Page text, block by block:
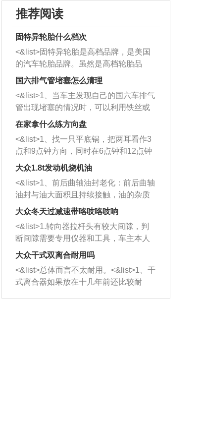
推荐阅读
固特异轮胎什么档次
<&list>固特异轮胎是高档品牌，是美国
的汽车轮胎品牌。虽然是高档轮胎品
牌，但是中高低端的轮胎都有生产，这
也是为了更好的开拓市场。
国六排气管堵塞怎么清理
<&list>1、当车主发现自己的国六车排气
管出现堵塞的情况时，可以利用铁丝或
者是细棍，直接将杂物给取出来，如果
堵塞情况比较严重，也可以采取应急措
施。 <&list>2、直接利用木棍将所有的
杂物推到排气管里面的位置处，然后将
三元催化器拆解开，就可以将堵塞的东
西取出来。但如果是因为积碳过多引起
的堵塞，就需要将三元催化器泡在草酸
洗剂对堵塞的情况得到解决，将清洗剂
放在燃油箱中，与燃油混合后，车辆启
动时，就可以和汽油一起进入到燃烧
室，最后形成废气排出，就可以让三元
催化器得到清洗，排气管堵塞的情况就
能够得到解决。
在家拿什么练方向盘
<&list>1、找一只平底锅，把两耳看作3
点和9点钟方向，同时在6点钟和12点钟
方向做一个标记。 <&list>2、双手握住
一圈半的练习，往右同样也要打相同的
圈数。 <&list>3、最后强调要反复练
习，这样就可以形成肌肉记忆，在真实
驾驶车辆时，不需要记忆也能打好方
向。
大众1.8t发动机烧机油
<&list>1、前后曲轴油封老化：前后曲轴
油封与油大面积且持续接触，油的杂质
和发动机内持续温度变化使其密封效果
逐渐减弱，导致渗油或漏油。<&list>2、
活塞间隙过大：积碳会使活塞环与缸体
的间隙扩大，导致机油流入燃烧室中，
造成烧机油。<&list>3、机油粘度。使用
机油粘度过小的话，同样会有烧机油现
象，机油粘度过小具有很好的流动性，
大众冬天过减速带咯吱咯吱响
<&list>1.转向器拉杆头有较大间隙，判
断间隙需要专用仪器和工具，车主本人
无法制作，需要将车辆送到修理厂或4s
店；<&list>2.车辆半轴套管防尘罩破
裂，破裂后会出现漏油现象，使半轴磨
损严重，磨损的半轴容易损坏，产生异
响；<&list>3.稳定器的转向胶套和球头
大众干式双离合耐用吗
<&list>总体而言不太耐用。<&list>1、干
式离合器如果放在十几年前还比较耐